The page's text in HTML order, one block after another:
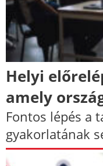
Helyi
amely
Fontos lépés a
gyakorlatának